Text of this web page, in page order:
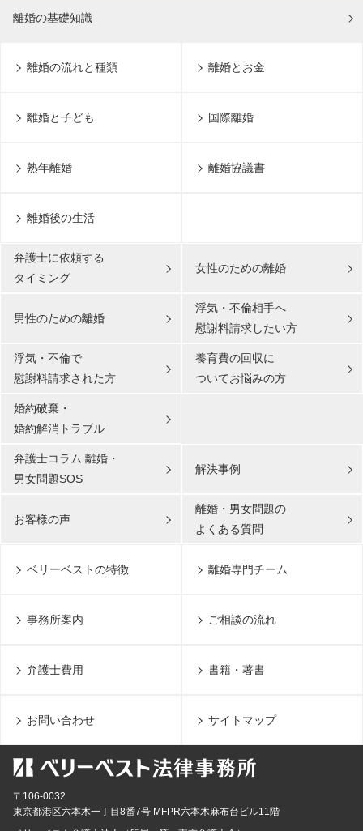
離婚の基礎知識
離婚の流れと種類 離婚とお金
離婚と子ども 国際離婚
熟年離婚 離婚協議書
離婚後の生活
弁護士に依頼する
タイミング
女性のための離婚
男性のための離婚
浮気・不倫相手へ
慰謝料請求したい方
浮気・不倫で
慰謝料請求された方
養育費の回収に
ついてお悩みの方
婚約破棄・
婚約解消トラブル
弁護士コラム 離婚・
男女問題SOS
解決事例
お客様の声
離婚・男女問題の
よくある質問
ベリーベストの特徴 離婚専門チーム
事務所案内 ご相談の流れ
弁護士費用 書籍・著書
お問い合わせ サイトマップ
〒106-0032
東京都港区六本木一丁目8番7号 MFPR六本木麻布台ビル11階